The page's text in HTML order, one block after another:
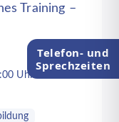
Training –
Uhr – 17:30
Telefon- und
Sprechzeiten